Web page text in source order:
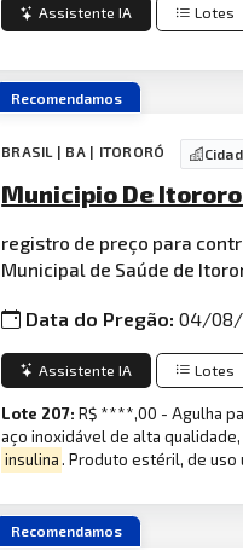
Assistente IA Lotes
Recomendamos
BRASIL | BA | ITORORÓ
Municipio De
registro de preço para
Municipal de Saúde de
Data do Pregão:04/08/
Assistente IA Lotes
Lote 207:R$ ****,00 - Agulha
aço inoxidável de alta
insulina. Produto estéril, de uso
Recomendamos